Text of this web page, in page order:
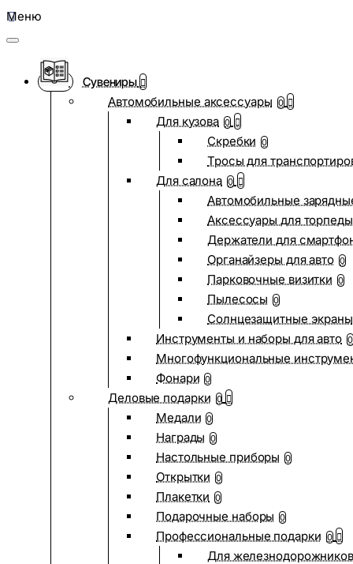
Меню
Сувениры
Автомобильные аксессуары 0
Для кузова 0
Скребки 0
Тросы для
Для салона 0
Автомобильные
Аксессуары для
Держатели для
Органайзеры для авто 0
Парковочные визитки 0
Пылесосы 0
Солнцезащитные экраны
Инструменты и наборы для авто 0
Многофункциональные
Фонари 0
Деловые подарки 0
Медали 0
Награды 0
Настольные приборы 0
Открытки 0
Плакетки 0
Подарочные наборы 0
Профессиональные подарки 0
Для железнодорожников